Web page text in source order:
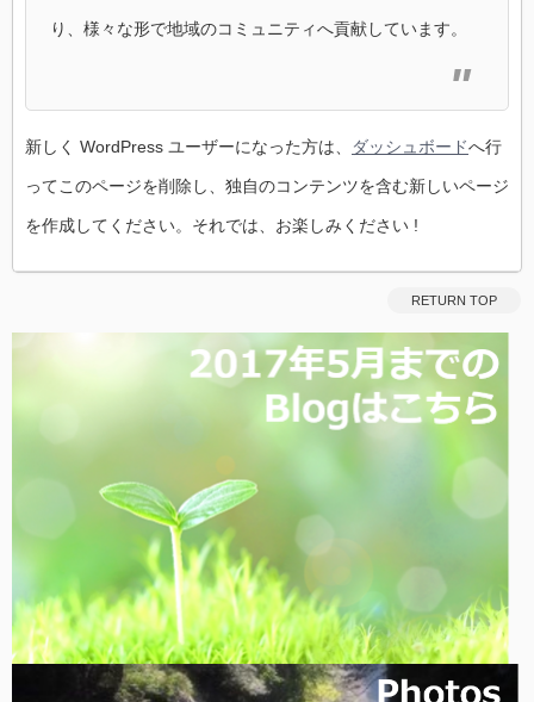
り、様々な形で地域のコミュニティへ貢献しています。
新しく WordPress ユーザーになった方は、 ダッシュボードへ行
ってこのページを削除し、独自のコンテンツを含む新しいページ
を作成してください。それでは、お楽しみください !
RETURN TOP